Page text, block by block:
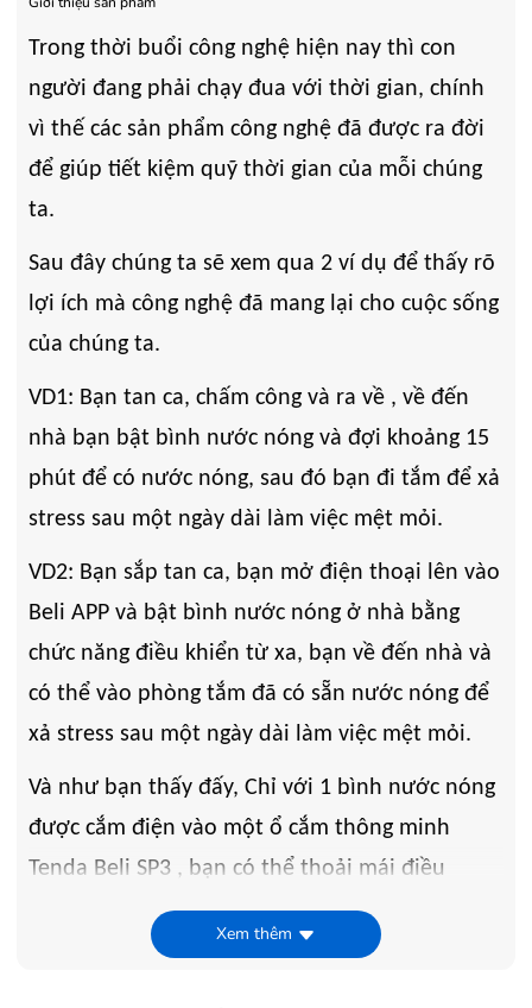
Hà Nội, Hồ Chí Minh
- Vận chuyển Toàn Quốc.
Hà Nội, Hồ Chí Minh
- Vận chuyển Toàn Quốc.
Trong thời buổi công nghệ hiện nay thì con
người đang phải chạy đua với thời gian, chính
vì thế các sản phẩm công nghệ đã được ra đời
để giúp tiết kiệm quỹ thời gian của mỗi chúng
ta.
Sau đây chúng ta sẽ xem qua 2 ví dụ để thấy rõ
lợi ích mà công nghệ đã mang lại cho cuộc sống
của chúng ta.
VD1: Bạn tan ca, chấm công và ra về , về đến
nhà bạn bật bình nước nóng và đợi khoảng 15
phút để có nước nóng, sau đó bạn đi tắm để xả
stress sau một ngày dài làm việc mệt mỏi.
VD2: Bạn sắp tan ca, bạn mở điện thoại lên vào
Beli APP và bật bình nước nóng ở nhà bằng
chức năng điều khiển từ xa, bạn về đến nhà và
có thể vào phòng tắm đã có sẵn nước nóng để
xả stress sau một ngày dài làm việc mệt mỏi.
Và như bạn thấy đấy, Chỉ với 1 bình nước nóng
được cắm điện vào một ổ cắm thông minh
Tenda Beli SP3 , bạn có thể thoải mái điều
khiển thiết bị đó ở mọi lúc mọi nơi , đã có thể
tiết kiệm được 15 phút trong việc chờ nước
Xem thêm